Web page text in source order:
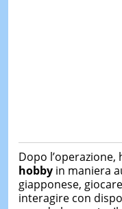
Dopo
hobbyin maniera
giapponese,
interagire con